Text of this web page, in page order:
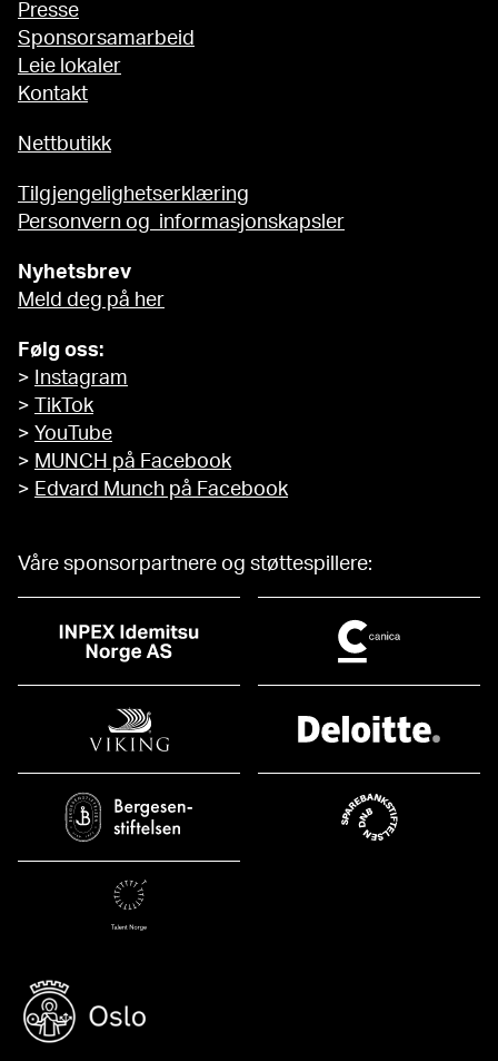
Presse
Sponsorsamarbeid
Leie lokaler
Kontakt
Nettbutikk
Tilgjengelighetserklæring
Personvern og informasjonskapsler
Nyhetsbrev
Meld deg på her
Følg oss:
>
Instagram
>
TikTok
> YouTube
> MUNCH på Facebook
> Edvard Munch på Facebook
Våre sponsorpartnere og støttespillere: